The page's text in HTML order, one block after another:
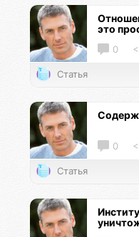
это
0
Статья
0
Статья